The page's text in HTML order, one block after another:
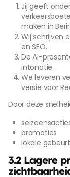
Jij geeft
maken in
Wij schrijven
en SEO.
De AI-
intonatie.
We leveren
versie voor
Door deze
promoties
lokale
3.2 Lagere